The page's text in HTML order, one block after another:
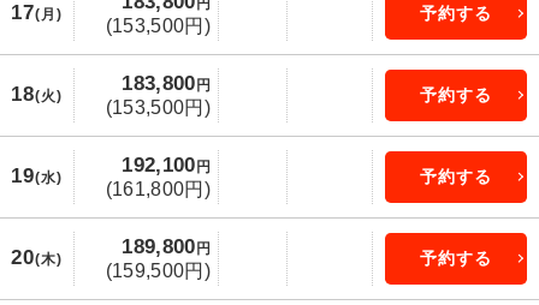
17(月)
円
(153,500円)
予約する
18(火)
183,800 円
(153,500円)
予約する
19(水)
192,100 円
(161,800円)
予約する
20(木)
189,800 円
(159,500円)
予約する